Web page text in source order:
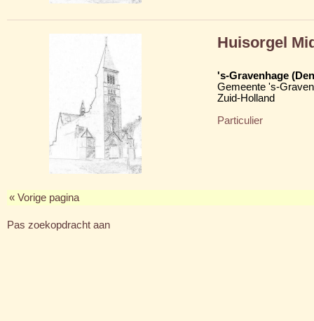
Huisorgel
's-Gravenhage
Gemeente 's-
Zuid-Holland
Particulier
« Vorige pagina
Pas zoekopdracht aan